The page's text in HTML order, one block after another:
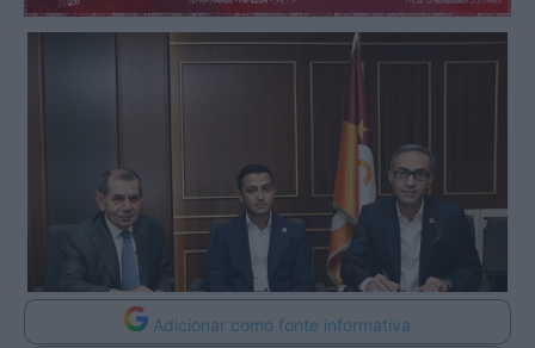
Adicionar como fonte informativa